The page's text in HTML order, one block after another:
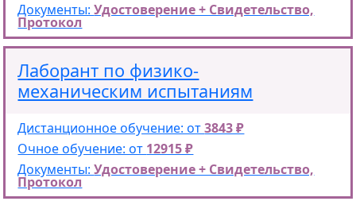
Документы:Удостоверение + Свидетельство,
Протокол
Лаборант по физико-
механическим испытаниям
Дистанционное обучение: от3843 ₽
Очное обучение: от 12915 ₽
Документы:Удостоверение + Свидетельство,
Протокол